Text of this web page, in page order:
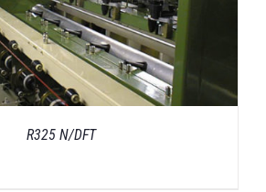
R325 N/DFT